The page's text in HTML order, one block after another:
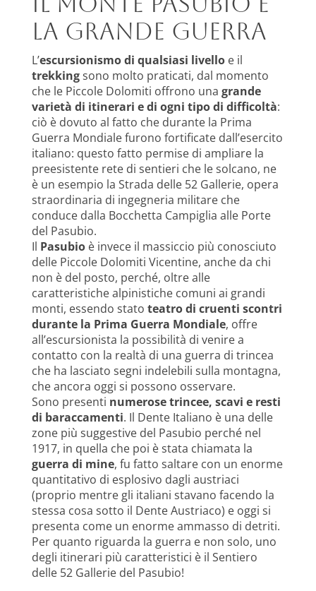
la Grande Guerra
L’escursionismo di qualsiasi livelloe il
trekkingsono molto praticati, dal momento
che le Piccole Dolomiti offrono una grande
varietà di itinerari e di ogni tipo di difficoltà:
ciò è dovuto al fatto che durante la Prima
Guerra Mondiale furono fortificate dall’esercito
italiano: questo fatto permise di ampliare la
preesistente rete di sentieri che le solcano, ne
è un esempio la Strada delle 52 Gallerie, opera
straordinaria di ingegneria militare che
conduce dalla Bocchetta Campiglia alle Porte
del Pasubio.
Il Pasubioè invece il massiccio più conosciuto
delle Piccole Dolomiti Vicentine, anche da chi
non è del posto, perché, oltre alle
caratteristiche alpinistiche comuni ai grandi
monti, essendo stato teatro di cruenti scontri
durante la Prima Guerra Mondiale, offre
all’escursionista la possibilità di venire a
contatto con la realtà di una guerra di trincea
che ha lasciato segni indelebili sulla montagna,
che ancora oggi si possono osservare.
Sono presenti numerose trincee, scavi e resti
di baraccamenti. Il Dente Italiano è una delle
zone più suggestive del Pasubio perché nel
1917, in quella che poi è stata chiamata la
guerra di mine, fu fatto saltare con un enorme
quantitativo di esplosivo dagli austriaci
(proprio mentre gli italiani stavano facendo la
stessa cosa sotto il Dente Austriaco) e oggi si
presenta come un enorme ammasso di detriti.
Per quanto riguarda la guerra e non solo, uno
degli itinerari più caratteristici è il Sentiero
delle 52 Gallerie del Pasubio!